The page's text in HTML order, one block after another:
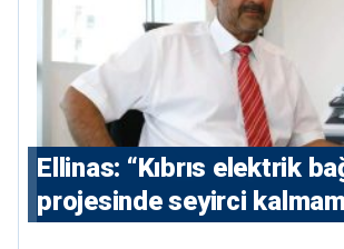
Ellinas: “Kıbrıs elektrik
projesinde seyirci